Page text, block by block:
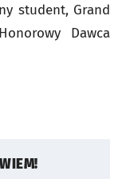
student, Grand
Dawca